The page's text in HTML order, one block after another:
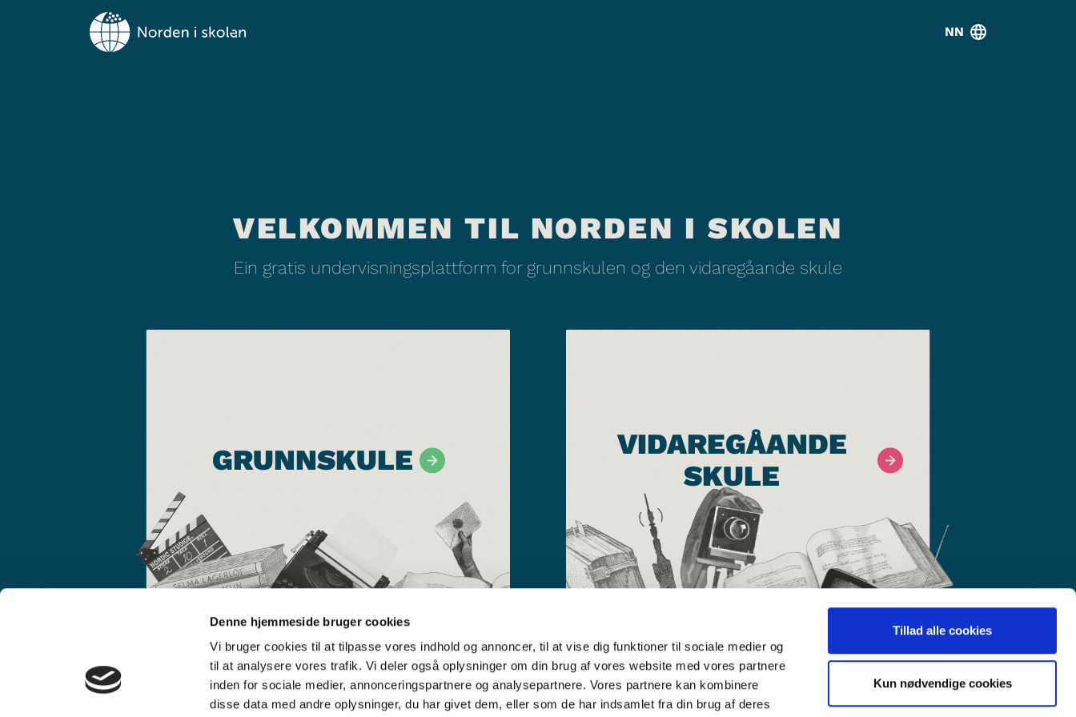
Denne hjemmeside bruger cookies
Vi bruger cookies til at tilpasse vores indhold og annoncer, til at vise dig funktioner til sociale medier og
til at analysere vores trafik. Vi deler også oplysninger om din brug af vores website med vores partnere
inden for sociale medier, annonceringspartnere og analysepartnere. Vores partnere kan kombinere
disse data med andre oplysninger, du har givet dem, eller som de har indsamlet fra din brug af deres
Tillad alle cookies
Kun nødvendige cookies
NN
VELKOMMEN TIL NORDEN I SKOLEN
Ein gratis undervisningsplattform for grunnskulen og den vidaregåande skule
GRUNNSKULE
VIDAREGÅANDE
SKULE